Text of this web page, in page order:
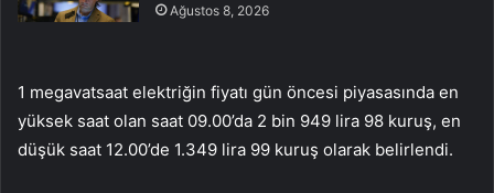
Ağustos 8, 2026
1 megavatsaat elektriğin fiyatı gün öncesi piyasasında en
yüksek saat olan saat 09.00’da 2 bin 949 lira 98 kuruş, en
düşük saat 12.00’de 1.349 lira 99 kuruş olarak belirlendi.